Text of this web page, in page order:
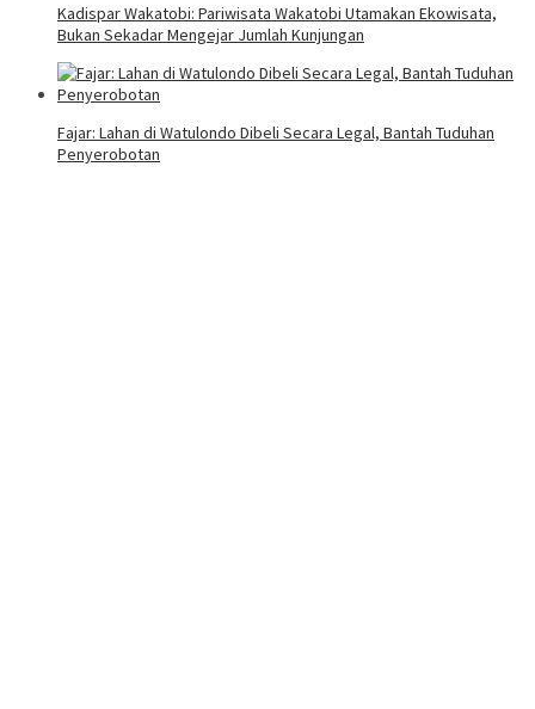
Kadispar Wakatobi: Pariwisata Wakatobi Utamakan Ekowisata,
Bukan Sekadar Mengejar Jumlah Kunjungan
Fajar: Lahan di Watulondo Dibeli Secara Legal, Bantah Tuduhan
Penyerobotan